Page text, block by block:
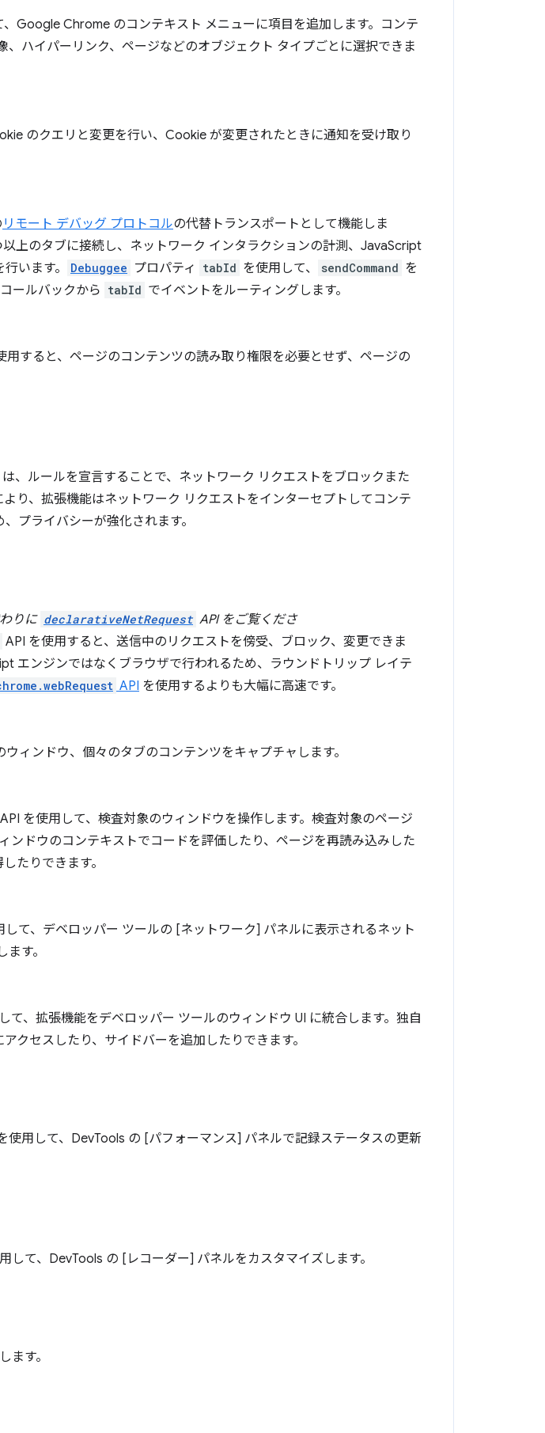
、Google Chrome のコンテキスト メニューに項目を追加します。コンテ
、ハイパーリンク、ページなどのオブジェクト タイプごとに選択できま
のクエリと変更を行い、Cookie が変更されたときに通知を受け取り
リモート デバッグ プロトコルの代替トランスポートとして機能しま
以上のタブに接続し、ネットワーク インタラクションの計測、JavaScript
います。
Debuggee プロパティ tabId を使用して、 sendCommand を
コールバックから tabId でイベントをルーティングします。
用すると、ページのコンテンツの読み取り権限を必要とせず、ページの
は、ルールを宣言することで、ネットワーク リクエストをブロックまた
り、拡張機能はネットワーク リクエストをインターセプトしてコンテ
プライバシーが強化されます。
りに declarativeNetRequest API をご覧くださ
API を使用すると、送信中のリクエストを傍受、ブロック、変更できま
エンジンではなくブラウザで行われるため、ラウンドトリップ レイテ
API を使用するよりも大幅に高速です。
ィンドウ、個々のタブのコンテンツをキャプチャします。
API を使用して、検査対象のウィンドウを操作します。検査対象のページ
ンドウのコンテキストでコードを評価したり、ページを再読み込みした
たりできます。
して、デベロッパー ツールの [ネットワーク] パネルに表示されるネット
す。
て、拡張機能をデベロッパー ツールのウィンドウ UI に統合します。独自
クセスしたり、サイドバーを追加したりできます。
使用して、DevTools の [パフォーマンス] パネルで記録ステータスの更新
して、DevTools の [レコーダー] パネルをカスタマイズします。
ます。